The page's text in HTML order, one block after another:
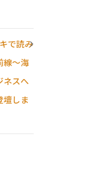
で読み
線〜海
ネスへ
壇しま